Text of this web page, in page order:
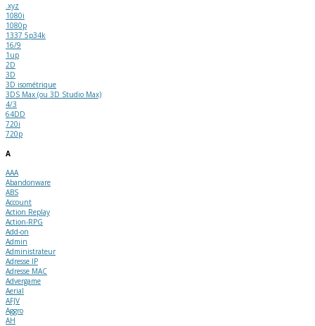
.xyz
1080i
1080p
1337 5p34k
16/9
1up
2D
3D
3D isométrique
3DS Max (ou 3D Studio Max)
4/3
64DD
720i
720p
A
AAA
Abandonware
ABS
Account
Action Replay
Action-RPG
Add-on
Admin
Administrateur
Adresse IP
Adresse MAC
Advergame
Aerial
AFJV
Aggro
AH